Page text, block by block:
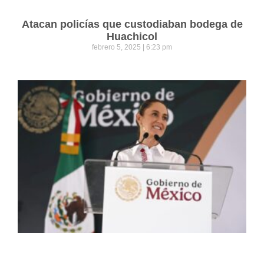
Atacan policías que custodiaban bodega de
Huachicol
febrero 5, 2025 6:23 pm